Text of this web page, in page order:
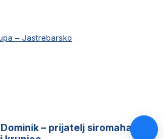
– Jastrebarsko
– prijatelj siromaha i